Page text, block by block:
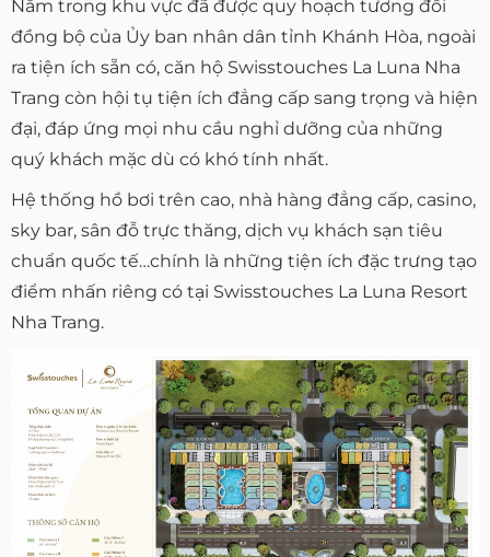
Nằm trong khu vực đã được quy hoạch tương đối
đồng bộ của Ủy ban nhân dân tỉnh Khánh Hòa, ngoài
ra tiện ích sẵn có, căn hộ Swisstouches La Luna Nha
Trang còn hội tụ tiện ích đẳng cấp sang trọng và hiện
đại, đáp ứng mọi nhu cầu nghỉ dưỡng của những
quý khách mặc dù có khó tính nhất.
Hệ thống hồ bơi trên cao, nhà hàng đẳng cấp, casino,
sky bar, sân đỗ trực thăng, dịch vụ khách sạn tiêu
chuẩn quốc tế…chính là những tiện ích đặc trưng tạo
điểm nhấn riêng có tại Swisstouches La Luna Resort
Nha Trang.